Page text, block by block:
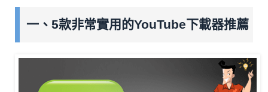
一、5款非常實用的YouTube下載器推薦